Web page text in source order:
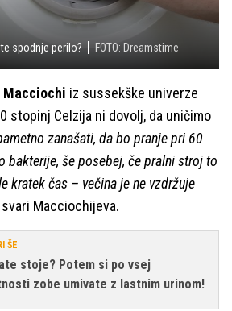
spodnje perilo? FOTO: Dreamstime
Macciochi iz sussekške univerze
stopinj Celzija ni dovolj, da uničimo
zanašati, da bo pranje pri 60
bakterije, še posebej, če pralni stroj to
kratek čas – večina je ne vzdržuje
Macciochijeva.
ŠE
stoje? Potem si po vsej
zobe umivate z lastnim urinom!